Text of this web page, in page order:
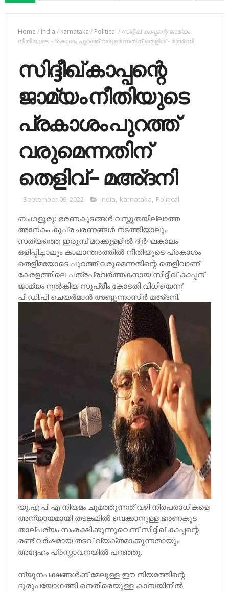
Home / India / karnataka / Political / സിദ്ദീഖ് കാപ്പന്റെ ജാമ്യം
നീതിയുടെ പ്രകാശം പുറത്ത് വരുമെന്നതിന് തെളിവ് - മഅ്ദനി
സിദ്ദീഖ് കാപ്പന്റെ
ജാമ്യം നീതിയുടെ
പ്രകാശം പുറത്ത്
വരുമെന്നതിന്
തെളിവ് - മഅ്ദനി
September 09, 2022 India, karnataka, Political
ബംഗളൂരു: ഭരണകൂടങ്ങള്‍ വസ്തുതയില്ലാത്ത
അനേകം കുപ്രചരണങ്ങള്‍ നടത്തിയാലും
സത്യത്തെ ഇരുമ്പ് മറക്കുള്ളില്‍ ദീര്‍ഘകാലം
ഒളിപ്പിച്ചാലും കാലാന്തരത്തില്‍ നീതിയുടെ പ്രകാശം
തെളിമയോടെ പുറത്ത് വരുമെന്നതിന്റെ തെളിവാണ്
കേരളത്തിലെ പത്രപ്രവര്‍ത്തകനായ സിദ്ദീഖ് കാപ്പന്
ജാമ്യം നല്‍കിയ സുപ്രീം കോടതി വിധിയെന്ന്
പി.ഡി.പി ചെയര്‍മാന്‍ അബ്ദുന്നാസിര്‍ മഅ്ദനി.
യു.എ.പി.എ നിയമം ചുമത്തുന്നത് വഴി നിരപരാധികളെ
അന്യായമായി തടങ്കലില്‍ വെക്കാനുള്ള ഭരണകൂട
താല്പര്യം സംരക്ഷിക്കുന്നുവെന്ന് സിദ്ദീഖ് കാപ്പന്റെ
രണ്ട് വര്‍ഷമായ തടവ് വ്യക്തമാക്കുന്നതായും
അദ്ദേഹം പ്രസ്താവനയില്‍ പറഞ്ഞു.
ന്യൂനപക്ഷങ്ങള്‍ക്ക് മേലുള്ള ഈ നിയമത്തിന്റെ
ദുരുപയോഗത്തി നെതിരെയുള്ള കാമ്പയിനില്‍